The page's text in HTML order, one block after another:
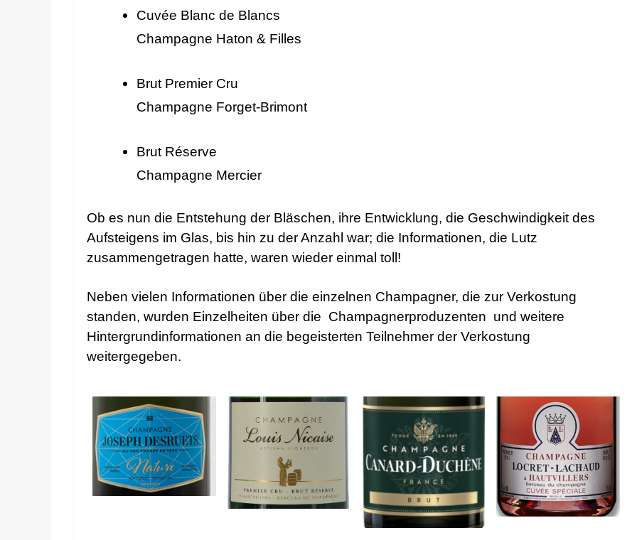
Cuvée Blanc de Blancs
Champagne Haton & Filles
Brut Premier Cru
Champagne Forget-Brimont
Brut Réserve
Champagne Mercier
Ob es nun die Entstehung der Bläschen, ihre Entwicklung, die Geschwindigkeit des
Aufsteigens im Glas, bis hin zu der Anzahl war; die Informationen, die Lutz
zusammengetragen hatte, waren wieder einmal toll!
Neben vielen Informationen über die einzelnen Champagner, die zur Verkostung
standen, wurden Einzelheiten über die Champagnerproduzenten und weitere
Hintergrundinformationen an die begeisterten Teilnehmer der Verkostung
weitergegeben.